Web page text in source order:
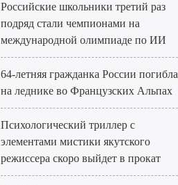
Российские школьники третий раз
подряд стали чемпионами на
международной олимпиаде по ИИ
64-летняя гражданка России погибла
на леднике во Французских Альпах
Психологический триллер с
элементами мистики якутского
режиссера скоро выйдет в прокат